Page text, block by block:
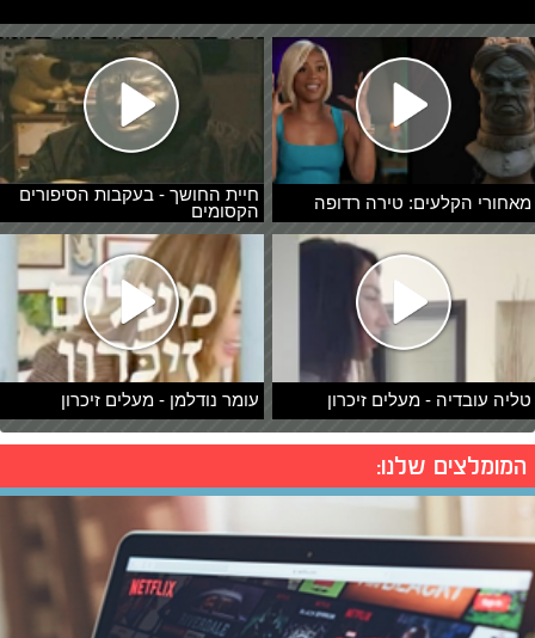
מאחורי הקלעים: טירה רדופה
חיית החושך - בעקבות הסיפורים
הקסומים
טליה עובדיה - מעלים זיכרון עומר נודלמן - מעלים זיכרון
המומלצים שלנו: